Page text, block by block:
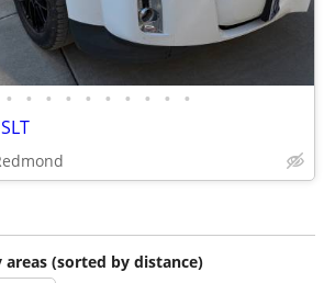
• • • • • • • • • •
(sorted by distance)